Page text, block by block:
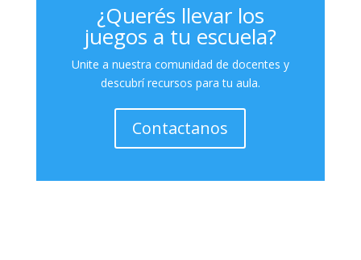
¿Querés llevar los
juegos a tu escuela?
Unite a nuestra comunidad de docentes y
descubrí recursos para tu aula.
Contactanos